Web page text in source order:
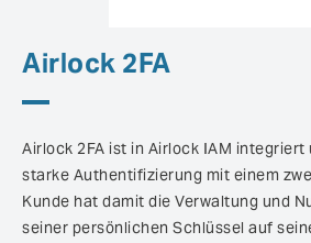
Airlock 2FA
Airlock 2FA ist in Airlock IAM
starke Authentifizierung mit einem
Kunde hat damit die Verwaltung und
seiner persönlichen Schlüssel auf